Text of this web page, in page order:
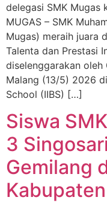
delegasi SMK Mugas
MUGAS – SMK
Mugas) meraih juara
Talenta dan Prestasi
diselenggarakan oleh
Malang (13/5) 2026
School (IIBS) […]
Siswa
3
Gemilang